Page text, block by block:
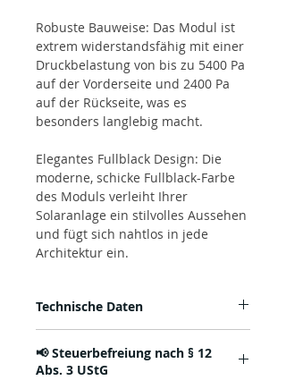
Robuste Bauweise: Das Modul ist
extrem widerstandsfähig mit einer
Druckbelastung von bis zu 5400 Pa
auf der Vorderseite und 2400 Pa
auf der Rückseite, was es
besonders langlebig macht.
Elegantes Fullblack Design: Die
moderne, schicke Fullblack-Farbe
des Moduls verleiht Ihrer
Solaranlage ein stilvolles Aussehen
und fügt sich nahtlos in jede
Architektur ein.
Technische Daten
- Modulbreite: 1134 mm
- Modullänge: 1762 mm
📢 Steuerbefreiung nach § 12
Abs. 3 UStG